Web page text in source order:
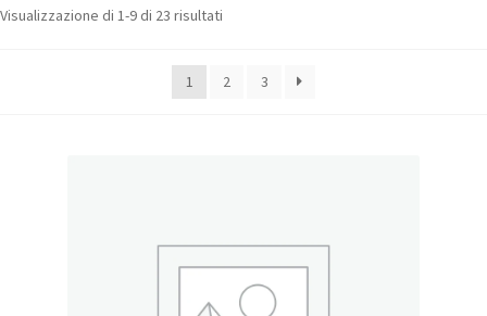
Visualizzazione di 1-9 di 23 risultati
1 2 3